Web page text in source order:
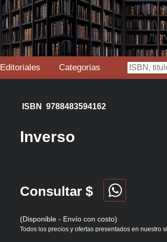
Editoriales Categorias
ISBN 9788483594162
Inverso
Consultar $
(Disponible - Envío con costo)
Todos los precios y ofertas presentados en nuestro